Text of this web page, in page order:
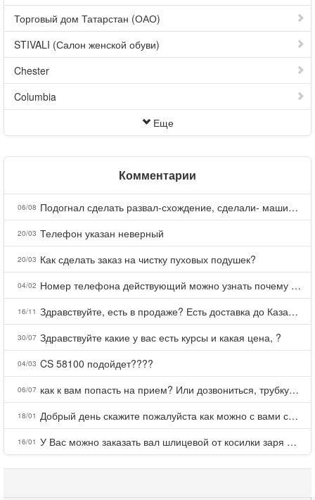
Торговый дом Татарстан (ОАО)
STIVALI (Салон женской обуви)
Chester
Columbia
Еще
Комментарии
06/08 Подогнал сделать развал-схождение, сделали- машина уходит на право и колеса проверил все хорошо с атмосферами ужас как можно делать авто, не ужели не берегут свою репутацию, не советую.
20/03 Телефон указан неверный
20/03 Как сделать заказ на чистку пуховых подушек?
04/02 Номер телефона действующий можно узнать почему номер неправельный
16/11 Здравствуйте, есть в продаже? Есть доставка до Казани?
30/07 Здравствуйте какие у вас есть курсы и какая цена, ?
04/03 CS 58100 подойдет????
06/07 как к вам попасть на прием? Или дозвониться, трубку не берете.
18/01 Добрый день скажите пожалуйста как можно с вами связаться . Телефон не отвечает .Заказала кухню в тц Хороший есть претензии а менеджер контактов не дает .Что делать?
16/01 У Вас можно заказать вал шлицевой от косилки заря для мтз, который соединяет мотоблок с косилкой.?